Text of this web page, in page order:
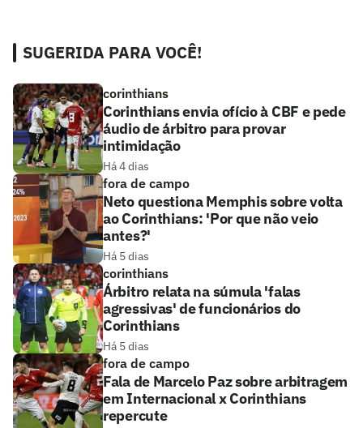
SUGERIDA PARA VOCÊ!
corinthians
Corinthians envia ofício à CBF e pede
áudio de árbitro para provar
intimidação
Há 4 dias
fora de campo
Neto questiona Memphis sobre volta
ao Corinthians: 'Por que não veio
antes?'
Há 5 dias
corinthians
Árbitro relata na súmula 'falas
agressivas' de funcionários do
Corinthians
Há 5 dias
fora de campo
Fala de Marcelo Paz sobre arbitragem
em Internacional x Corinthians
repercute